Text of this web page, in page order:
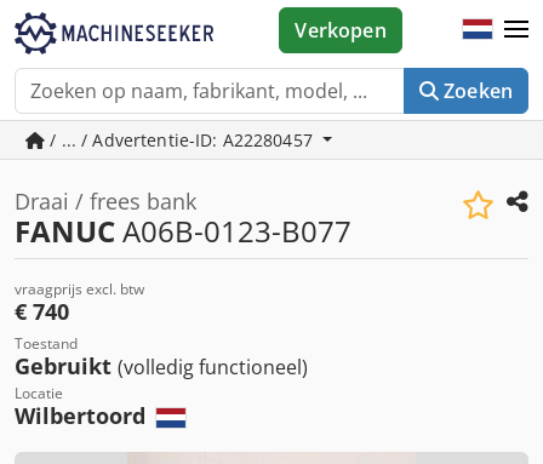
Zoeken
Verkopen
/ ... / Advertentie-ID: A22280457
Draai / frees bank
FANUCA06B-0123-B077
vraagprijs excl. btw
€ 740
Toestand
Gebruikt (volledig functioneel)
Locatie
Wilbertoord